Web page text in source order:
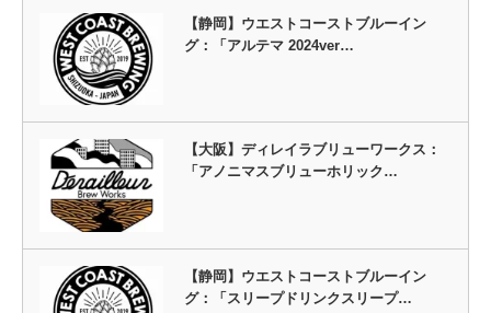
【静岡】ウエストコーストブルーイン
グ：「アルテマ 2024ver…
【大阪】ディレイラブリューワークス：
「アノニマスブリューホリック…
【静岡】ウエストコーストブルーイン
グ：「スリープドリンクスリープ…